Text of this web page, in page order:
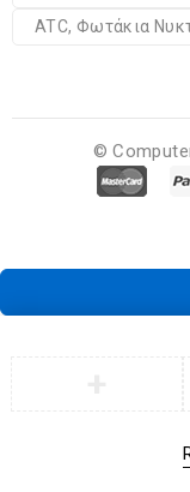
ATC, Φωτάκια
©